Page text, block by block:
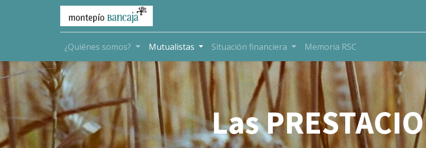
¿Quiénes somos? Mutualistas Situación financiera Memoria RSC
Las